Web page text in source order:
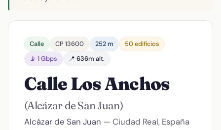
Calle CP 13600 252 m
50 edificios
📡 1 Gbps
📍 636m alt.
Calle Los Anchos
(Alcázar de San Juan)
Alcázar de San Juan — Ciudad Real, España